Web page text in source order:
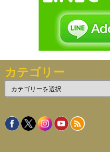
カテゴリー
テ
リ
ー